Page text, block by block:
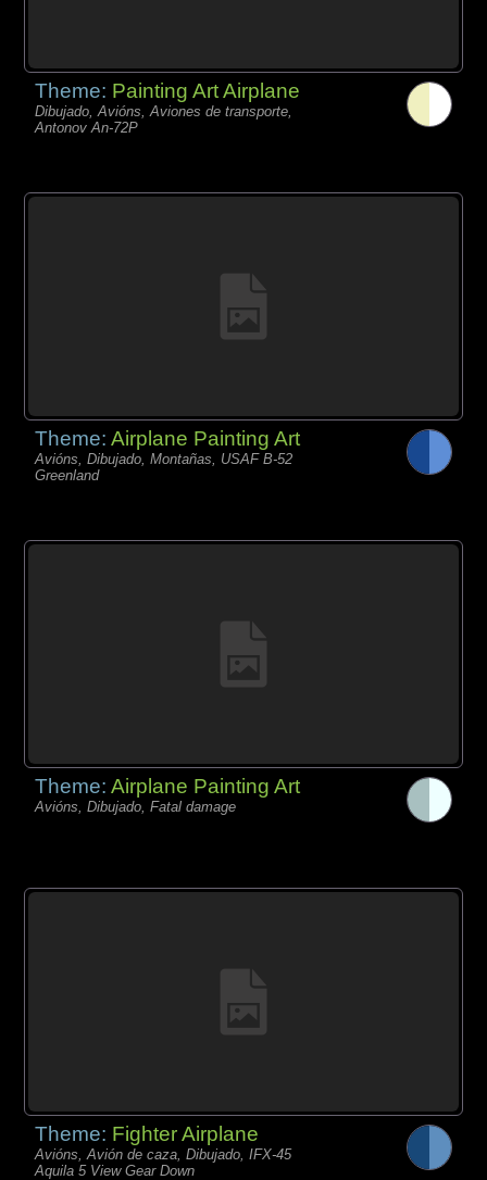
Theme: Painting Art Airplane
Dibujado, Avións, Aviones de transporte,
Antonov An-72P
Theme:Airplane Painting Art
Avións, Dibujado, Montañas, USAF B-52
Greenland
Theme:Airplane Painting Art
Avións, Dibujado, Fatal damage
Theme: Fighter Airplane
Avións, Avión de caza, Dibujado, IFX-45
Aquila 5 View Gear Down